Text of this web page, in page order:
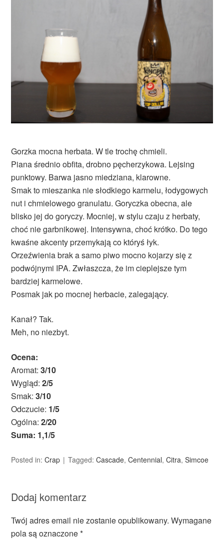
Gorzka mocna herbata. W tle trochę chmieli.
Piana średnio obfita, drobno pęcherzykowa. Lejsing
punktowy. Barwa jasno miedziana, klarowne.
Smak to mieszanka nie słodkiego karmelu, łodygowych
nut i chmielowego granulatu. Goryczka obecna, ale
blisko jej do goryczy. Mocniej, w stylu czaju z herbaty,
choć nie garbnikowej. Intensywna, choć krótko. Do tego
kwaśne akcenty przemykają co któryś łyk.
Orzeźwienia brak a samo piwo mocno kojarzy się z
podwójnymi IPA. Zwłaszcza, że im cieplejsze tym
bardziej karmelowe.
Posmak jak po mocnej herbacie, zalegający.
Kanał? Tak.
Meh, no niezbyt.
Ocena:
Aromat:3/10
Wygląd:2/5
Smak:3/10
Odczucie: 1/5
Ogólna:2/20
Suma: 1,1/5
Posted in:Crap Tagged:Cascade,Centennial,Citra,Simcoe
Dodaj komentarz
Twój adres email nie zostanie opublikowany. Wymagane
pola są oznaczone*